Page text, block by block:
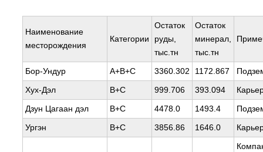
Наименование
месторождения
Категории
Остаток
руды,
тыс.тн
Остаток
минерал,
тыс.тн
Бор-Ундур А+В+С 3360.302 1172.867
Хух-Дэл
В+С 999.706 393.094
Дзун Цагаан дэл
В+С 4478.0 1493.4
Ургэн
В+С 3856.86 1646.0